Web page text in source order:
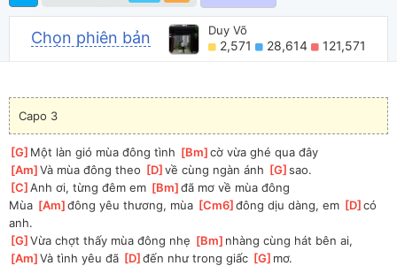
Chọn phiên bản Duy Võ
2,571 28,614 121,571
Capo 3
[G ]Một làn gió mùa đông tình [Bm ]
cờ vừa ghé qua đây
[Am ]
Và mùa đông theo [D ]
về cùng ngàn ánh [G ]
sao.
[C ]
Anh ơi, từng đêm em [Bm ]
đã mơ về mùa đông
Mùa [Am ]
đông yêu thương, mùa [Cm6 ]
đông dịu dàng, em [D ]
có
anh.
[G ]
Vừa chợt thấy mùa đông nhẹ [Bm ]nhàng cùng hát bên ai,
[Am ]
Và tình yêu đã [D ]
đến như trong giấc [G ]mơ.